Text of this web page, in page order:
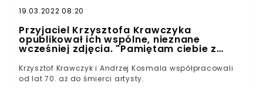
19.03.2022 08:20
Przyjaciel Krzysztofa Krawczyka
opublikował ich wspólne, nieznane
wcześniej zdjęcia. "Pamiętam ciebie z
tamtych lat!"
Krzysztof Krawczyk i Andrzej Kosmala współpracowali
od lat 70. aż do śmierci artysty.